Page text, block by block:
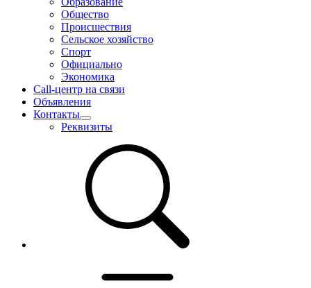
Общество
Происшествия
Сельское хозяйство
Спорт
Официально
Экономика
Call-центр на связи
Объявления
Контакты
Реквизиты